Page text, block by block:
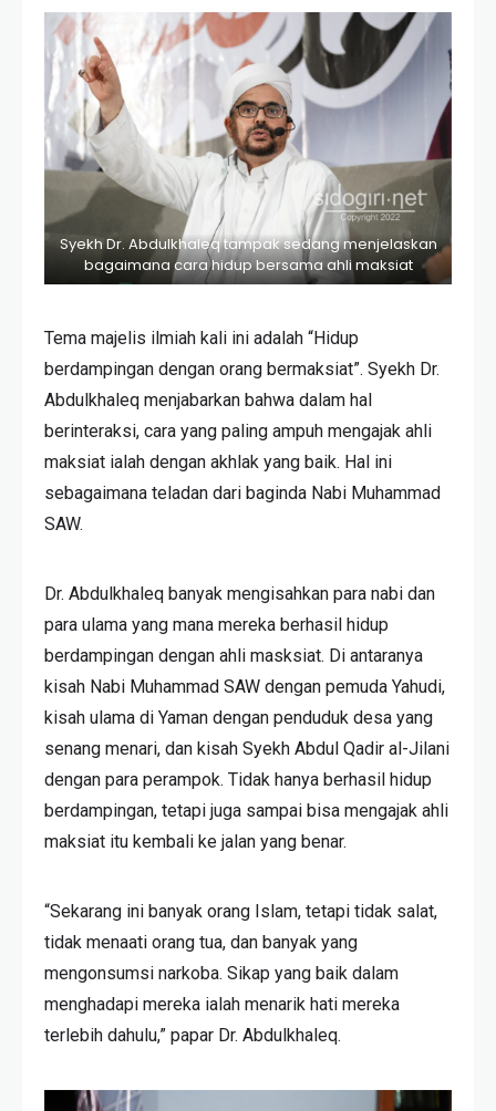
Syekh Dr. Abdulkhaleq tampak sedang menjelaskan
bagaimana cara hidup bersama ahli maksiat
Tema majelis ilmiah kali ini adalah “Hidup
berdampingan dengan orang bermaksiat”. Syekh Dr.
Abdulkhaleq menjabarkan bahwa dalam hal
berinteraksi, cara yang paling ampuh mengajak ahli
maksiat ialah dengan akhlak yang baik. Hal ini
sebagaimana teladan dari baginda Nabi Muhammad
SAW.
Dr. Abdulkhaleq banyak mengisahkan para nabi dan
para ulama yang mana mereka berhasil hidup
berdampingan dengan ahli masksiat. Di antaranya
kisah Nabi Muhammad SAW dengan pemuda Yahudi,
kisah ulama di Yaman dengan penduduk desa yang
senang menari, dan kisah Syekh Abdul Qadir al-Jilani
dengan para perampok. Tidak hanya berhasil hidup
berdampingan, tetapi juga sampai bisa mengajak ahli
maksiat itu kembali ke jalan yang benar.
“Sekarang ini banyak orang Islam, tetapi tidak salat,
tidak menaati orang tua, dan banyak yang
mengonsumsi narkoba. Sikap yang baik dalam
menghadapi mereka ialah menarik hati mereka
terlebih dahulu,” papar Dr. Abdulkhaleq.